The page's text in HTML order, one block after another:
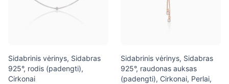
Sidabrinis vėrinys, Sidabras
925°, rodis (padengti),
Cirkonai
Sidabrinis vėrinys, Sidabras
925°, raudonas auksas
(padengti), Cirkonai, Perlai,